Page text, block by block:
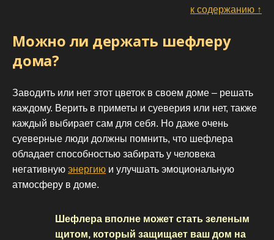
к содержанию ↑
Можно ли держать шефлеру
дома?
Заводить или нет этот цветок в своем доме – решать
каждому. Верить в приметы и суеверия или нет, также
каждый выбирает сам для себя. Но даже очень
суеверные люди должны помнить, что шефлера
обладает способностью забирать у человека
негативную энергию и улучшать эмоциональную
атмосферу в доме.
Шефлера вполне может стать зеленым
щитом, который защищает ваш дом на